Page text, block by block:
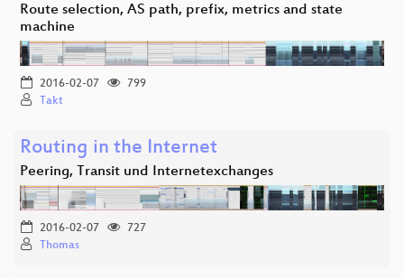
Route selection, AS path, prefix, metrics and state
machine
2016-02-07
799
Takt
Routing in the Internet
Peering, Transit und Internetexchanges
2016-02-07
727
Thomas